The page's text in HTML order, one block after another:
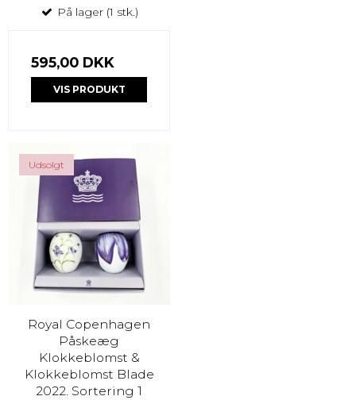
På lager (1 stk.)
595,00 DKK
VIS PRODUKT
Udsolgt
Royal Copenhagen
Påskeæg
Klokkeblomst &
Klokkeblomst Blade
2022. Sortering 1